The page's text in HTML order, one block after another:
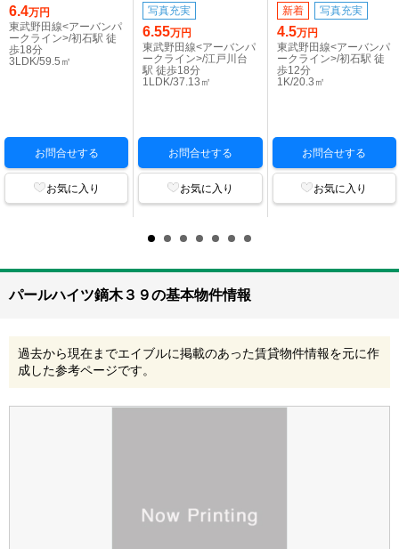
6.4万円
東武野田線<アーバンパ
ークライン>/初石駅 徒
歩18分
3LDK/59.5㎡
お問合せする
お気に入り
写真充実
6.55万円
東武野田線<アーバンパ
ークライン>/江戸川台
駅 徒歩18分
1LDK/37.13㎡
お問合せする
お気に入り
新着 写真充実
4.5万円
東武野田線<アーバンパ
ークライン>/初石駅 徒
歩12分
1K/20.3㎡
お問合せする
お気に入り
パールハイツ鏑木３９の基本物件情報
過去から現在までエイブルに掲載のあった賃貸物件情報を元に作
成した参考ページです。